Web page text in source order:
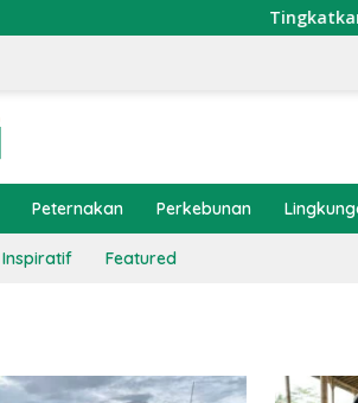
Tingkatkan
Peternakan Perkebunan
Inspiratif Featured